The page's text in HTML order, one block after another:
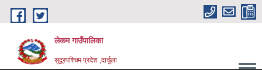
Skip to main content
लेकम गाउँपालिका
सुदूरपश्चिम प्रदेश ,दार्चुला